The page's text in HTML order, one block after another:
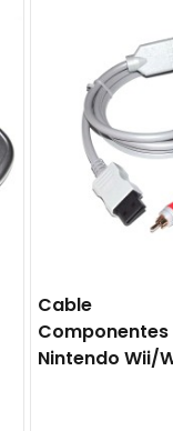
Cable
Componentes
Nintendo Wii/